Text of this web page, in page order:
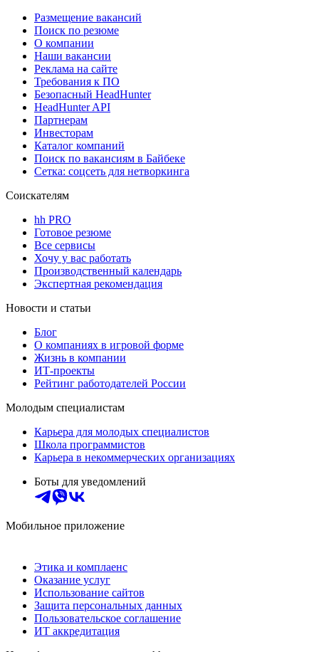
Размещение вакансий
Поиск по резюме
О компании
Наши вакансии
Реклама на сайте
Требования к ПО
Безопасный HeadHunter
HeadHunter API
Партнерам
Инвесторам
Каталог компаний
Поиск по вакансиям в Байбеке
Сетка: соцсеть для нетворкинга
Соискателям
hh PRO
Готовое резюме
Все сервисы
Хочу у вас работать
Производственный календарь
Экспертная рекомендация
Новости и статьи
Блог
О компаниях в игровой форме
Жизнь в компании
ИТ-проекты
Рейтинг работодателей России
Молодым специалистам
Карьера для молодых специалистов
Школа программистов
Карьера в некоммерческих организациях
Боты для уведомлений
Мобильное приложение
Этика и комплаенс
Оказание услуг
Использование сайтов
Защита персональных данных
Пользовательское соглашение
ИТ аккредитация